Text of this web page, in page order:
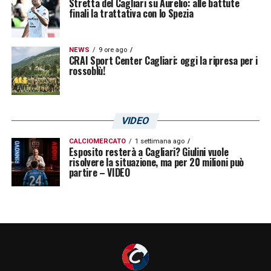
Stretta del Cagliari su Aurelio: alle battute
finali la trattativa con lo Spezia
NEWS 9 ore ago
CRAI Sport Center Cagliari: oggi la ripresa per i
rossoblù!
VIDEO
CALCIOMERCATO 1 settimana ago
Esposito resterà a Cagliari? Giulini vuole
risolvere la situazione, ma per 20 milioni può
partire – VIDEO